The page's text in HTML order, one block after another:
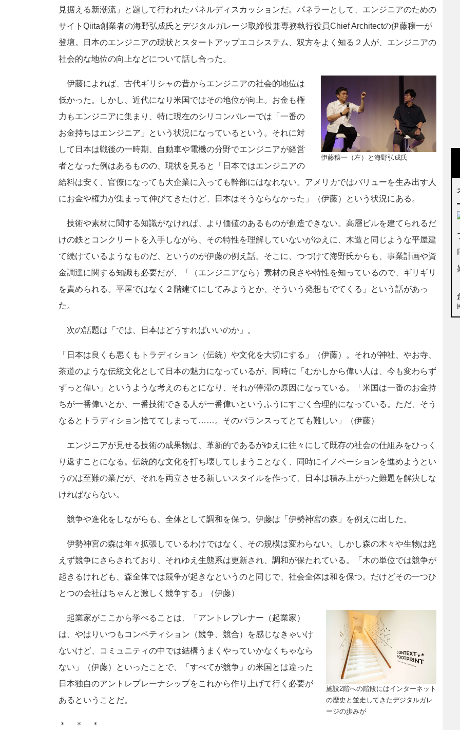
見据える新潮流」と題して行われたパネルディスカッションだ。パネラーとして、エンジニアのための
サイトQiita創業者の海野弘成氏とデジタルガレージ取締役兼専務執行役員Chief Architectの伊藤穰一が
登壇。日本のエンジニアの現状とスタートアップエコシステム、双方をよく知る２人が、エンジニアの
社会的な地位の向上などについて話し合った。
伊藤穰一（左）と海野弘成氏
伊藤によれば、古代ギリシャの昔からエンジニアの社会的地位は
低かった。しかし、近代になり米国ではその地位が向上。お金も権
力もエンジニアに集まり、特に現在のシリコンバレーでは「一番の
お金持ちはエンジニア」という状況になっているという。それに対
して日本は戦後の一時期、自動車や電機の分野でエンジニアが経営
者となった例はあるものの、現状を見ると「日本ではエンジニアの
給料は安く、官僚になっても大企業に入っても幹部にはなれない。アメリカではバリューを生み出す人
にお金や権力が集まって伸びてきたけど、日本はそうならなかった」（伊藤）という状況にある。
技術や素材に関する知識がなければ、より価値のあるものが創造できない。高層ビルを建てられるだ
けの鉄とコンクリートを入手しながら、その特性を理解していないがゆえに、木造と同じような平屋建
て続けているようなものだ、というのが伊藤の例え話。そこに、つづけて海野氏からも、事業計画や資
金調達に関する知識も必要だが、「（エンジニアなら）素材の良さや特性を知っているので、ギリギリ
を責められる。平屋ではなく２階建てにしてみようとか、そういう発想もでてくる」という話があっ
た。
次の話題は「では、日本はどうすればいいのか」。
「日本は良くも悪くもトラディション（伝統）や文化を大切にする」（伊藤）。それが神社、やお寺、
茶道のような伝統文化として日本の魅力になっているが、同時に「むかしから偉い人は、今も変わらず
ずっと偉い」というような考えのもとになり、それが停滞の原因になっている。「米国は一番のお金持
ちが一番偉いとか、一番技術できる人が一番偉いというふうにすごく合理的になっている。ただ、そう
なるとトラディション捨ててしまって……。そのバランスってとても難しい」（伊藤）
エンジニアが見せる技術の成果物は、革新的であるがゆえに往々にして既存の社会の仕組みをひっく
り返すことになる。伝統的な文化を打ち壊してしまうことなく、同時にイノベーションを進めようとい
うのは至難の業だが、それを両立させる新しいスタイルを作って、日本は積み上がった難題を解決しな
ければならない。
競争や進化をしながらも、全体として調和を保つ。伊藤は「伊勢神宮の森」を例えに出した。
伊勢神宮の森は年々拡張しているわけではなく、その規模は変わらない。しかし森の木々や生物は絶
えず競争にさらされており、それゆえ生態系は更新され、調和が保たれている。「木の単位では競争が
起きるけれども、森全体では競争が起きなというのと同じで、社会全体は和を保つ。だけどその一つひ
とつの会社はちゃんと激しく競争する」（伊藤）
施設2階への階段にはインターネット
の歴史と並走してきたデジタルガレ
ージの歩みが
起業家がここから学べることは、「アントレプレナー（起業家）
は、やはりいつもコンペティション（競争、競合）を感じなきゃいけ
ないけど、コミュニティの中では結構うまくやっていかなくちゃなら
ない」（伊藤）といったことで、「すべてが競争」の米国とは違った
日本独自のアントレプレーナシップをこれから作り上げて行く必要が
あるということだ。
＊ ＊ ＊